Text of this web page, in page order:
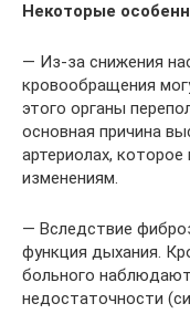
Некоторые
— Из-за снижения
кровообращения
этого органы
основная причина
артериолах,
изменениям.
— Вследствие
функция дыхания.
больного
недостаточности